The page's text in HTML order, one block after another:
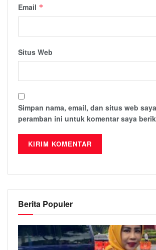
Email *
Situs Web
Simpan nama, email, dan situs web
peramban ini untuk komentar saya
Berita Populer